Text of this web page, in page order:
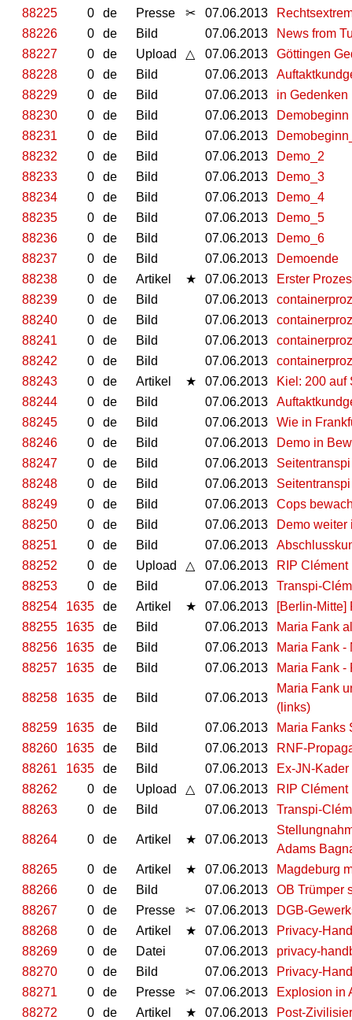
88225
0 de Presse ✂ 07.06.2013
88226
0 de Bild 07.06.2013
News from
88227
0 de Upload △ 07.06.2013
Göttingen
88228
0 de Bild 07.06.2013
88229
0 de Bild 07.06.2013
in Gedenken
88230
0 de Bild 07.06.2013
Demobeginn
88231
0 de Bild 07.06.2013
88232
0 de Bild 07.06.2013
Demo_2
88233
0 de Bild 07.06.2013
Demo_3
88234
0 de Bild 07.06.2013
Demo_4
88235
0 de Bild 07.06.2013
Demo_5
88236
0 de Bild 07.06.2013
Demo_6
88237
0 de Bild 07.06.2013
Demoende
88238
0 de Artikel ★ 07.06.2013
Erster
88239
0 de Bild 07.06.2013
88240
0 de Bild 07.06.2013
88241
0 de Bild 07.06.2013
88242
0 de Bild 07.06.2013
88243
0 de Artikel ★ 07.06.2013
Kiel: 200 auf
88244
0 de Bild 07.06.2013
88245
0 de Bild 07.06.2013
Wie in
88246
0 de Bild 07.06.2013
Demo in
88247
0 de Bild 07.06.2013
88248
0 de Bild 07.06.2013
88249
0 de Bild 07.06.2013
Cops
88250
0 de Bild 07.06.2013
Demo
88251
0 de Bild 07.06.2013
88252
0 de Upload △ 07.06.2013
RIP Clément
88253
0 de Bild 07.06.2013
Transpi-
88254
1635 de Artikel ★ 07.06.2013
[Berlin-
88255
1635 de Bild 07.06.2013
Maria Fank
88256
1635 de Bild 07.06.2013
Maria Fank -
88257
1635 de Bild 07.06.2013 Maria Fank -
88258 1635 de Bild 07.06.2013
Maria Fank
(links)
88259
1635 de Bild 07.06.2013
Maria Fanks
88260
1635 de Bild 07.06.2013
RNF-
88261
1635 de Bild 07.06.2013
Ex-JN-
88262
0 de Upload △ 07.06.2013
RIP Clément
88263
0 de Bild 07.06.2013 Transpi-
88264 0 de Artikel ★ 07.06.2013
Adams
88265
0 de Artikel ★ 07.06.2013
Magdeburg
88266
0 de Bild 07.06.2013
OB Trümper
88267
0 de Presse ✂ 07.06.2013
DGB-
88268
0 de Artikel ★ 07.06.2013
Privacy-
88269
0 de Datei 07.06.2013
privacy-
88270
0 de Bild 07.06.2013
Privacy-
88271
0 de Presse ✂ 07.06.2013
Explosion in
88272
0 de Artikel ★ 07.06.2013 Post-